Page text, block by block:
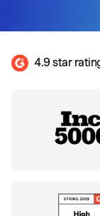
4.9 star